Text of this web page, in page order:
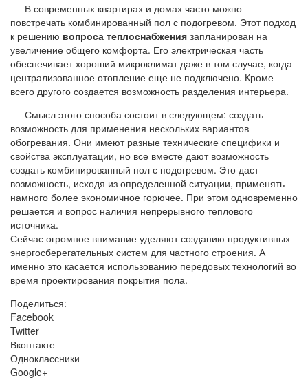
В современных квартирах и домах часто можно
повстречать комбинированный пол с подогревом. Этот подход
к решению вопроса теплоснабжения запланирован на
увеличение общего комфорта. Его электрическая часть
обеспечивает хороший микроклимат даже в том случае, когда
централизованное отопление еще не подключено. Кроме
всего другого создается возможность разделения интерьера.
Смысл этого способа состоит в следующем: создать
возможность для применения нескольких вариантов
обогревания. Они имеют разные технические специфики и
свойства эксплуатации, но все вместе дают возможность
создать комбинированный пол с подогревом. Это даст
возможность, исходя из определенной ситуации, применять
намного более экономичное горючее. При этом одновременно
решается и вопрос наличия непрерывного теплового
источника.
Сейчас огромное внимание уделяют созданию продуктивных
энергосберегательных систем для частного строения. А
именно это касается использованию передовых технологий во
время проектирования покрытия пола.
Поделиться:
Facebook
Twitter
Вконтакте
Одноклассники
Google+